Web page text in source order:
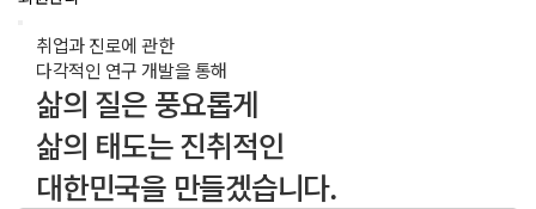
취업과 진로에 관한
다각적인 연구 개발을 통해
삶의 질은 풍요롭게
삶의 태도는 진취적인
대한민국을 만들겠습니다.